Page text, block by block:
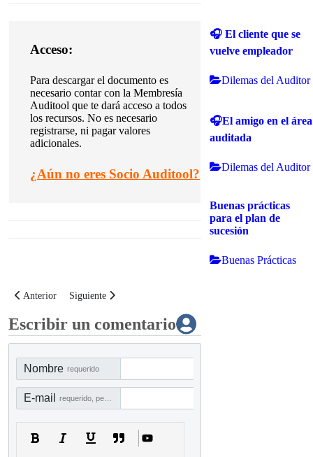
Acceso:
Para descargar el documento es
necesario contar con la Membresía
Auditool que te dará acceso a todos
los recursos. No es necesario
registrarse, ni pagar valores
adicionales.
¿Aún no eres Socio Auditool?
Artículo anterior: AC-17 Formato de recibo del Código de Ética en la
Anterior Artículo siguiente: AC-19 Declaración de conflicto de
Siguiente
Escribir un comentario
Nombre requerido
E-mail
🎧 El cliente que se
vuelve empleador
Dilemas del Auditor
🎧El amigo en el área
auditada
Dilemas del Auditor
Buenas prácticas
para el plan de
sucesión
Buenas Prácticas